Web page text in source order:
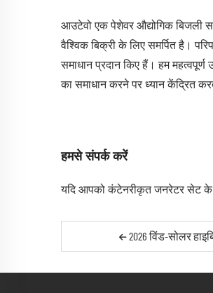
आउटेवो एक पेशेवर औद्योगिक बिजली
वैश्विक बिक्री के लिए समर्पित है।
समाधान प्रदान किए हैं। हम
का समाधान करने पर ध्यान केंद्रित
हमसे संपर्क करें
यदि आपको कंटेनरीकृत जनरेटर सेट के
2026 विंड-सोलर